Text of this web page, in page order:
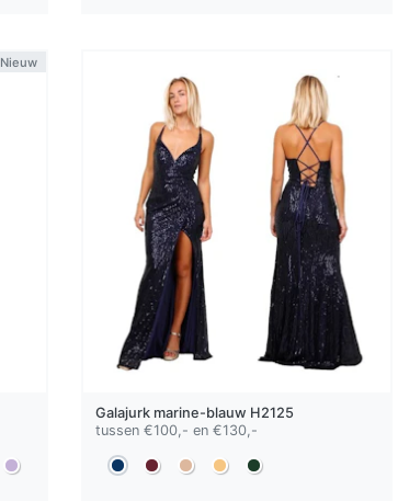
Nieuw
Galajurk marine-blauw H2125
tussen €100,- en €130,-